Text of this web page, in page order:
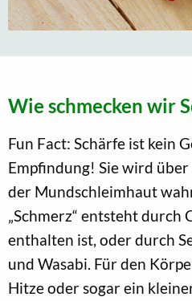
Wie schmecken wir
Fun Fact: Schärfe ist kein
Empfindung! Sie wird
der Mundschleimhaut
„Schmerz“ entsteht durch
enthalten ist, oder durch
und Wasabi. Für den
Hitze oder sogar ein